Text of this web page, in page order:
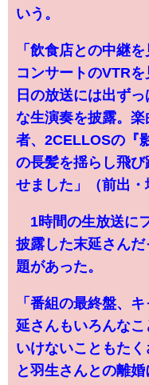
いう。
「飲食店との中継
コンサートのVTR
日の放送には出ず
な生演奏を披露。
者、2CELLOSの『
の長髪を揺らし飛
せました」（前出・
1時間の生放送に
披露した末延さん
題があった。
「番組の最終盤、
延さんもいろんな
いけないこともたく
と羽生さんとの離